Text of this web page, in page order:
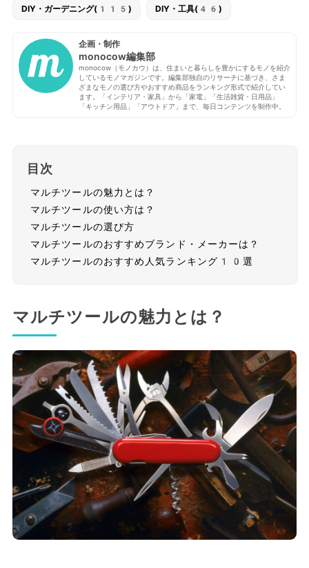
DIY・ガーデニング(115) DIY・工具(46)
企画・制作
monocow編集部
monocow（モノカウ）は、住まいと暮らしを豊かにするモノを紹介
しているモノマガジンです。編集部独自のリサーチに基づき、さま
ざまなモノの選び方やおすすめ商品をランキング形式で紹介してい
ます。「インテリア・家具」から「家電」「生活雑貨・日用品」
「キッチン用品」「アウトドア」まで、毎日コンテンツを制作中。
目次
マルチツールの魅力とは？
マルチツールの使い方は？
マルチツールの選び方
マルチツールのおすすめブランド・メーカーは？
マルチツールのおすすめ人気ランキング10選
マルチツールの魅力とは？